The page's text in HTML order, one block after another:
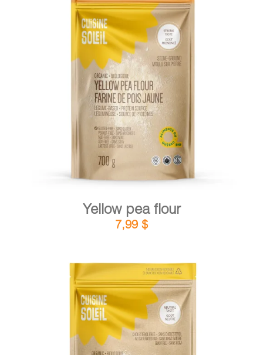
CART
FR
ADD TO CART / DETAILS
Yellow pea flour
7,99 $